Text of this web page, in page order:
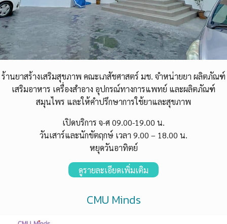
ร้านยาสร้างเสริมสุขภาพ คณะเภสัชศาสตร์ มช. จำหน่ายยา ผลิตภัณฑ์
เสริมอาหาร เครื่องสำอาง อุปกรณ์ทางการแพทย์ และผลิตภัณฑ์
สมุนไพร และให้คำปรึกษาการใช้ยาและสุขภาพ
เปิดบริการ จ-ศ 09.00-19.00 น.
วันเสาร์และนักขัตฤกษ์ เวลา 9.00 – 18.00 น.
หยุดวันอาทิตย์
ดูรายละเอียดเพิ่มเติม
CMU Minds